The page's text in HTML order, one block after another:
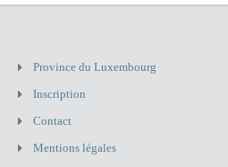
Province du Luxembourg
Inscription
Contact
Mentions légales